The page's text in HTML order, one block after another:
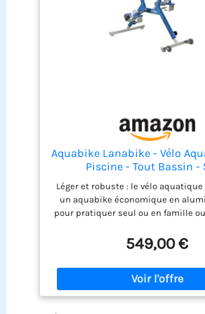
Aquabike Lanabike - Vélo
Piscine - Tout Bassin -
Ergonomique - Guidon Sport
Antidérapantes - Réglages
Bleu - Waterflex, Large,
Léger et robuste : le vélo
un aquabike économique en
pour pratiquer seul ou en famille
exceptionnel pour sa mise en
enlèvement Simple d’utilisation :
ergonomique a été pensée pour
exercices aquatiques. La selle
guidon sont réglables en
549,00 €